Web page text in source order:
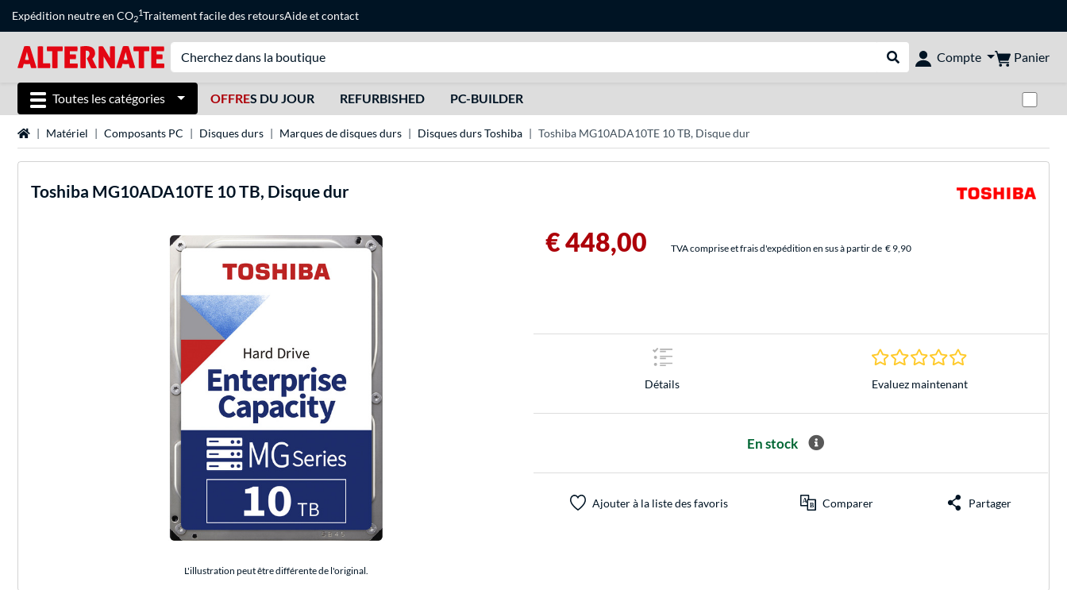
Expédition neutre en CO2
1Traitement facile des retoursAideetcontact
Rechercher dans le shop
Compte Panier
Toutes les catégories OFFRES DU JOUR REFURBISHED PC-BUILDER
Page d'accueil
Matériel Composants PC Disques durs Marques de disques durs Disques durs Toshiba Toshiba MG10ADA10TE 10 TB, Disque dur
Toshiba MG10ADA10TE 10 TB, Disque dur
L'illustration peut être différente de l'original.
€ 448,00 TVA comprise et frais d'expédition en sus à partir de € 9,90
Détails
0.0 Étoiles à 0
Evaluez maintenant
En stock
Ajouter à la liste des favoris Comparer Partager